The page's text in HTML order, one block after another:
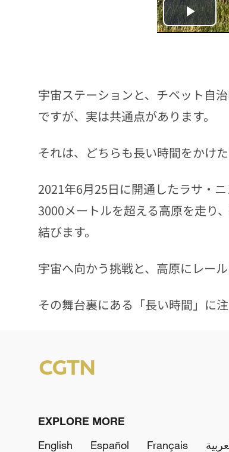
Play
宇宙ステーションと、チベット自
ですが、実は共通点があります。
それは、どちらも長い時間をかけ
2021年6月25日に開通したラサ・
3000メートルを超える高原を走り
結びます。
宇宙へ向かう挑戦と、高原にレール
その舞台裏にある「長い時間」に注
EXPLORE MORE
English
Español Français